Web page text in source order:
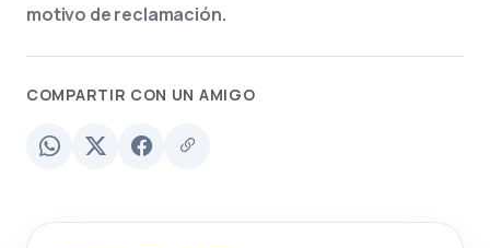
motivo de reclamación.
COMPARTIR CON UN AMIGO